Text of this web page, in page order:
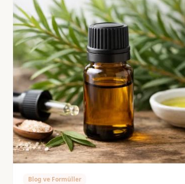
Blog ve Formüller